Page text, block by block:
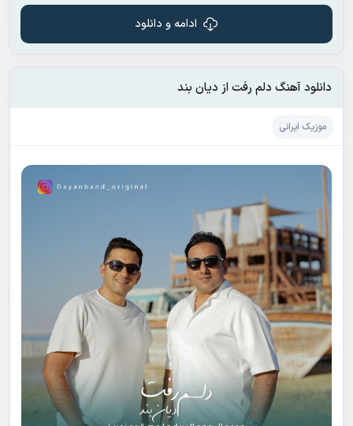
ادامه و دانلود
دانلود آهنگ دلم رفت از دیان بند
موزیک ایرانی